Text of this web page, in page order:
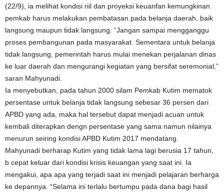
(22/9), ia melihat kondisi riil dan proyeksi keuanfan kemungkinan
pemkab harus melakukan pembatasan pada belanja daerah, baik
langsung maupun tidak langsung. “Jangan sampai mengganggu
proses pembangunan pada masyarakat. Sementara untuk belanja
tidak langsung, pemerintah harus mulai menekan perjalanan dinas
ke luar daerah dan mengurangi kegiatan yang bersifat seremonial,”
saran Mahyunadi.
Ia menyebutkan, pada tahun 2000 silam Pemkab Kutim mematok
persentase untuk belanja tidak langsung sebesar 36 persen dari
APBD yang ada, maka hal tersebut dapat menjadi acuan untuk
kembali diterapkan dengn persentase yang sama namun nilainya
menurun seiring kondisi APBD Kutim 2017 mendatang.
Mahyunadi berharap Kutim yang tidak lama lagi berusia 17 tahun,
b cepat keluar dari kondisi krisis keuangan yang saat ini. Ia
mengakui, apa apa yang terjadi saat ini menjadi pelajaran berharga
ke depannya. “Selama ini terlalu bertumpu pada dana bagi hasil